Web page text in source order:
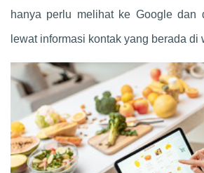
hanya perlu melihat ke Google dan
lewat informasi kontak yang berada di